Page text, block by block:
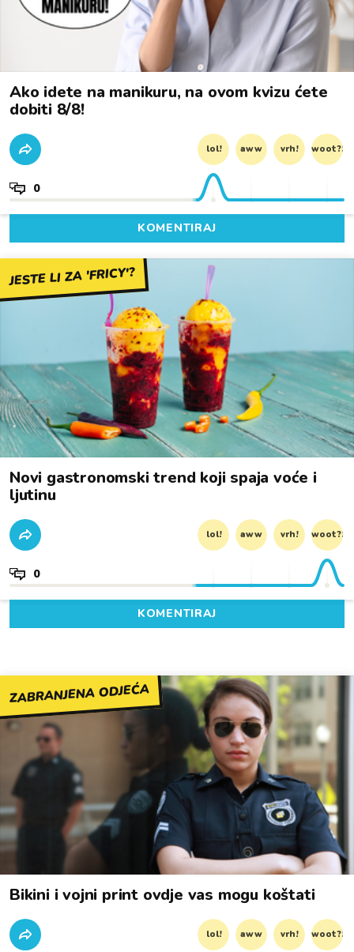
Ako idete na manikuru, na ovom kvizu ćete
dobiti 8/8!
lol! aww vrh! woot?!
0
KOMENTIRAJ
JESTE LI ZA 'FRICY'?
Novi gastronomski trend koji spaja voće i
ljutinu
lol! aww vrh! woot?!
0
KOMENTIRAJ
ZABRANJENA ODJEĆA
Bikini i vojni print ovdje vas mogu koštati
lol! aww vrh! woot?!